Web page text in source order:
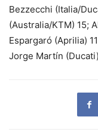
Bezzecchi (Italia/
(Australia/KTM) 15;
Espargaró (Aprilia)
Jorge Martín